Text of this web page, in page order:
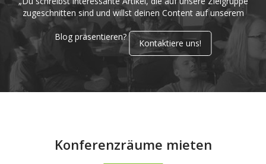
zugeschnitten sind und willst deinen Content auf unserem
Blog präsentieren?
Kontaktiere uns!
Konferenzräume mieten